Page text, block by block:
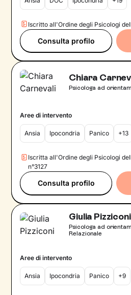
Iscritto all'Ordine degli Psicologi
Consulta profilo
Chiara
Psicologa ad
Aree di intervento
Ansia Ipocondria Panico +13
Iscritta all'Ordine degli Psicologi
n°3127
Consulta profilo
Giulia Pizziconi
Psicologa ad
Relazionale
Aree di intervento
Ansia Ipocondria Panico +9